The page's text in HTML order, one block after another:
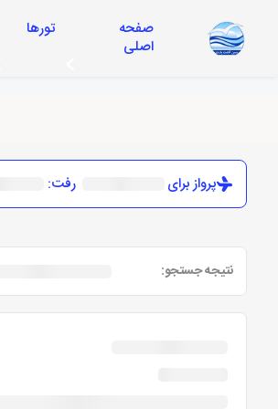
صفحه
اصلی
تورها
پرواز برای رفت:
نتیجه جستجو: